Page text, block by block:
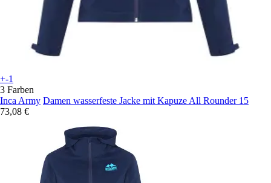
+-1
3 Farben
Inca Army Damen wasserfeste Jacke mit Kapuze All Rounder 15
73,08 €